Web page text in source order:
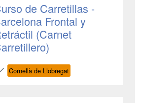
de Carretillas -
Frontal y
(Carnet
Cornellà de Llobregat